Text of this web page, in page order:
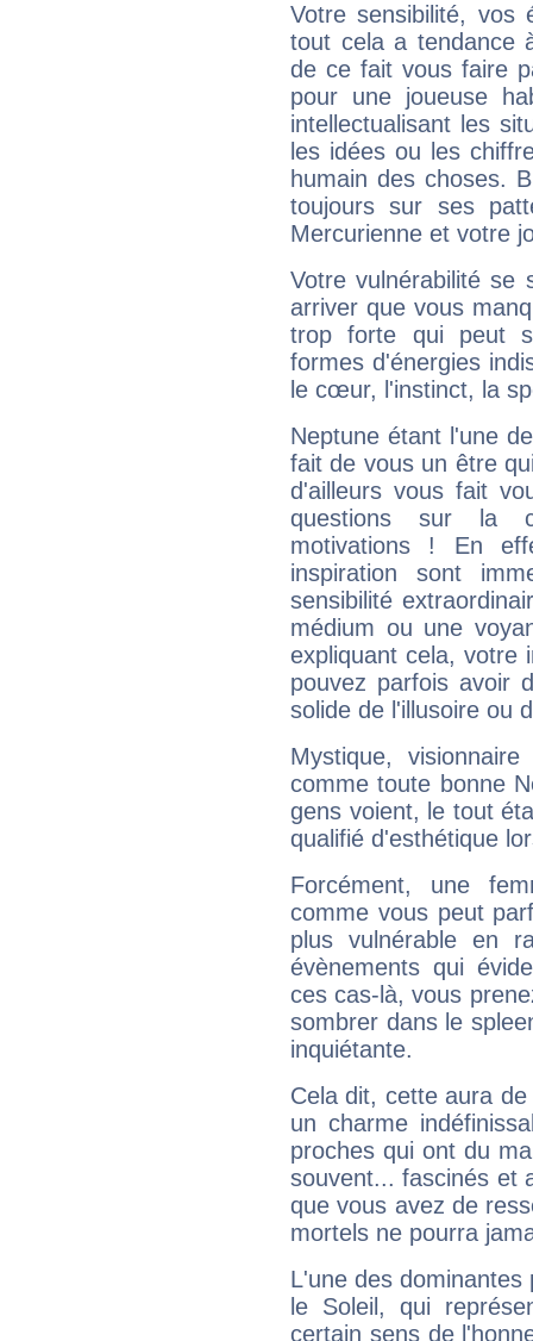
Votre sensibilité,
tout cela a tendance
de ce fait vous faire
pour une joueuse
intellectualisant les
les idées ou les
humain des choses.
toujours sur ses
Mercurienne et votre
Votre vulnérabilité se
arriver que vous
trop forte qui peut
formes d'énergies
le cœur, l'instinct, la
Neptune étant l'une
fait de vous un être
d'ailleurs vous fait
questions sur la
motivations ! En
inspiration sont
sensibilité
médium ou une
expliquant cela, votre
pouvez parfois avoir
solide de l'illusoire ou
Mystique,
comme toute bonne
gens voient, le tout
qualifié d'esthétique
Forcément, une
comme vous peut
plus vulnérable en
évènements qui
ces cas-là, vous
sombrer dans le
inquiétante.
Cela dit, cette aura
un charme
proches qui ont du
souvent... fascinés et
que vous avez de
mortels ne pourra
L'une des
le Soleil, qui
certain sens de